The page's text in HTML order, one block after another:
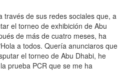
través de sus redes sociales que, a
el torneo de exhibición de Abu
de más de cuatro meses, ha
a todos. Quería anunciaros que
el torneo de Abu Dhabi, he
prueba PCR que se me ha